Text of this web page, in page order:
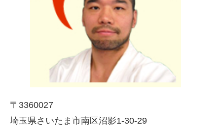
〒3360027
埼玉県さいたま市南区沼影1-30-29